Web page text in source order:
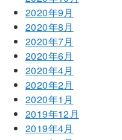
2020年9月
2020年8月
2020年7月
2020年6月
2020年4月
2020年2月
2020年1月
2019年12月
2019年4月